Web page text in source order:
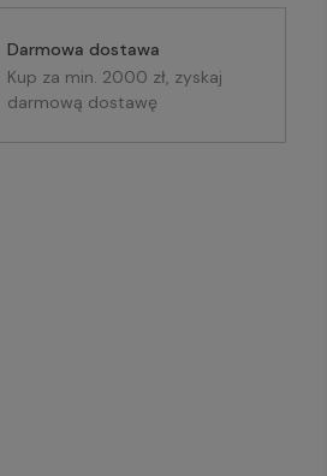
Darmowa dostawa
Kup za min. 2000 zł, zyskaj
darmową dostawę